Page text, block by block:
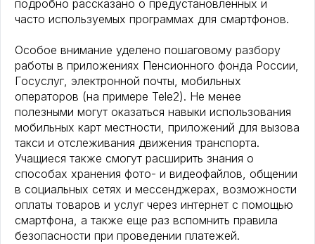
подробно рассказано о предустановленных и
часто используемых программах для смартфонов.
Особое внимание уделено пошаговому разбору
работы в приложениях Пенсионного фонда России,
Госуслуг, электронной почты, мобильных
операторов (на примере Tele2). Не менее
полезными могут оказаться навыки использования
мобильных карт местности, приложений для вызова
такси и отслеживания движения транспорта.
Учащиеся также смогут расширить знания о
способах хранения фото- и видеофайлов, общении
в социальных сетях и мессенджерах, возможности
оплаты товаров и услуг через интернет с помощью
смартфона, а также еще раз вспомнить правила
безопасности при проведении платежей.